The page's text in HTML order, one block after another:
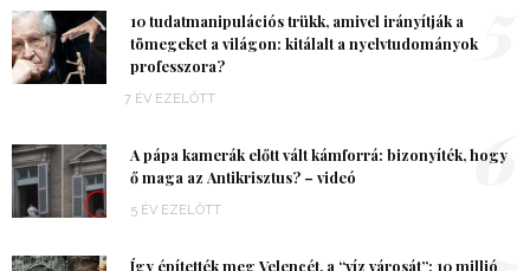
10 tudatmanipulációs trükk, amivel irányítják a
tömegeket a világon: kitálalt a nyelvtudományok
professzora?
7 ÉV EZELŐTT
A pápa kamerák előtt vált kámforrá: bizonyíték, hogy
ő maga az Antikrisztus? – videó
5 ÉV EZELŐTT
6
Így építették meg Velencét, a “víz városát”: 10 millió